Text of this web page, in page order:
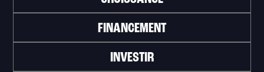
FINANCEMENT
INVESTIR